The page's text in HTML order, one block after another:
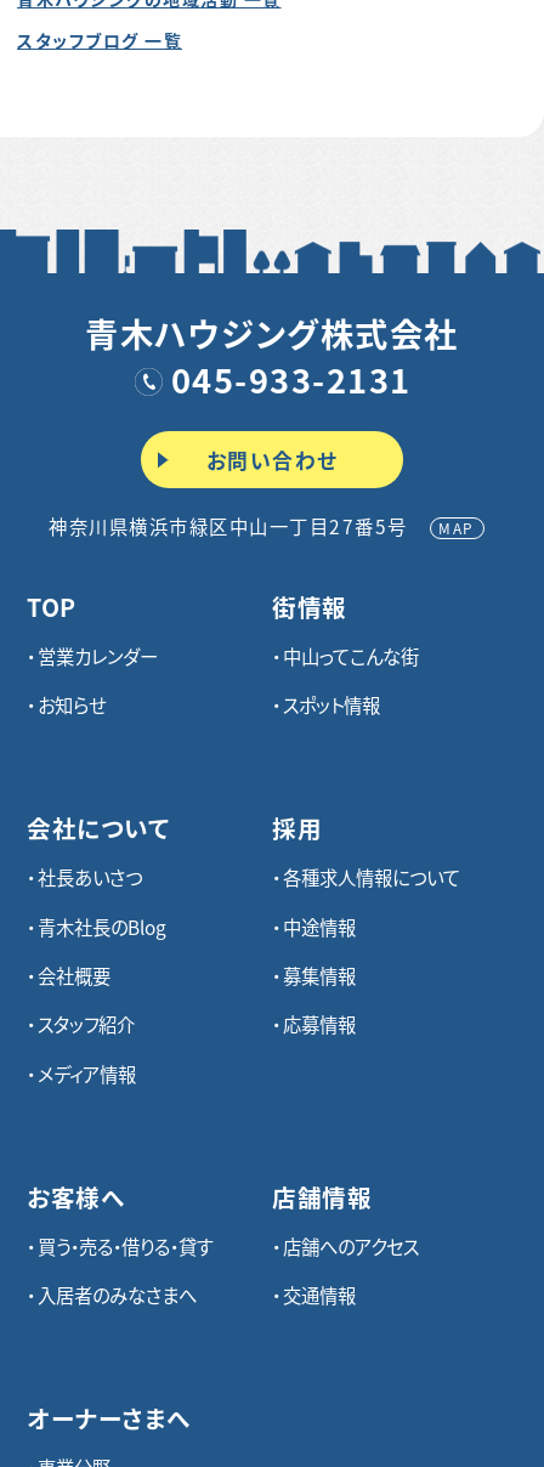
スタッフブログ 一覧
青木ハウジング株式会社
045-933-2131
お問い合わせ
神奈川県横浜市緑区中山一丁目27番5号 MAP
TOP
営業カレンダー
お知らせ
会社について
社長あいさつ
青木社長のBlog
会社概要
スタッフ紹介
メディア情報
お客様へ
買う・売る・借りる・貸す
入居者のみなさまへ
オーナーさまへ
街情報
中山ってこんな街
スポット情報
採用
各種求⼈情報について
中途情報
募集情報
応募情報
店舗情報
店舗へのアクセス
交通情報